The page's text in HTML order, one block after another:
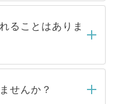
にはご連絡をせて
らくお待ちくださ
扱っている求人の
トからご覧いただ
す。非公開求人は
般には公開してい
人気のある医療機
ることはありま
とは一切ありませ
ら内定をいただい
せんか？